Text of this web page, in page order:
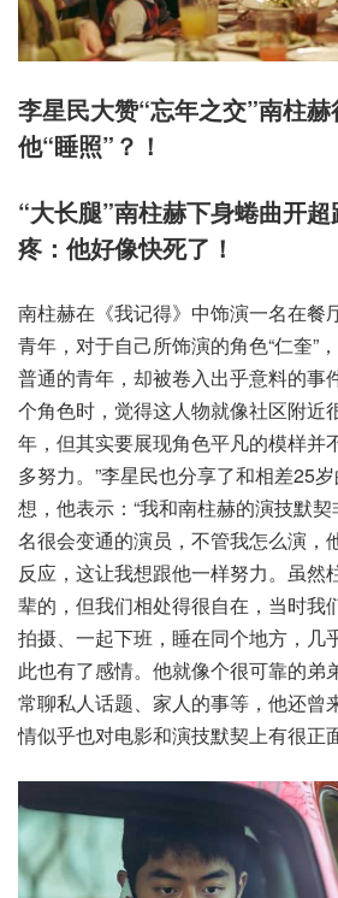
李星民大赞“忘年之交”南柱
他“睡照”？！
“大长腿”南柱赫下身蜷曲开
疼：他好像快死了！
南柱赫在《我记得》中饰演一名在餐
青年，对于自己所饰演的角色“仁奎”
普通的青年，却被卷入出乎意料的事
个角色时，觉得这人物就像社区附近
年，但其实要展现角色平凡的模样并
多努力。”李星民也分享了和相差25
想，他表示：“我和南柱赫的演技默
名很会变通的演员，不管我怎么演，
反应，这让我想跟他一样努力。虽然
辈的，但我们相处得很自在，当时我
拍摄、一起下班，睡在同个地方，几
此也有了感情。他就像个很可靠的弟
常聊私人话题、家人的事等，他还曾
情似乎也对电影和演技默契上有很正